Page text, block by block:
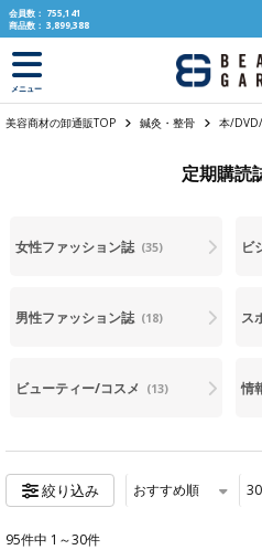
text.skipToContent
text.skipToNavigation
会員数： 755,141
商品数： 3,899,388
メニュー
美容商材の卸通販TOP 鍼灸・整骨 本/
定期購読
女性ファッション誌 (35)
男性ファッション誌 (18)
ビューティー/コスメ (13)
ビ
ス
情
絞り込み おすすめ順 30
95件中 1～30件